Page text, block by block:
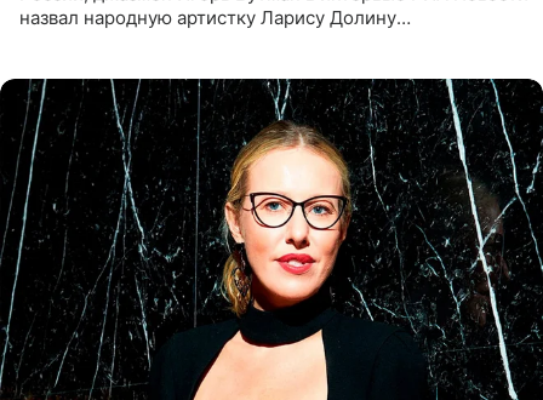
назвал народную артистку Ларису Долину